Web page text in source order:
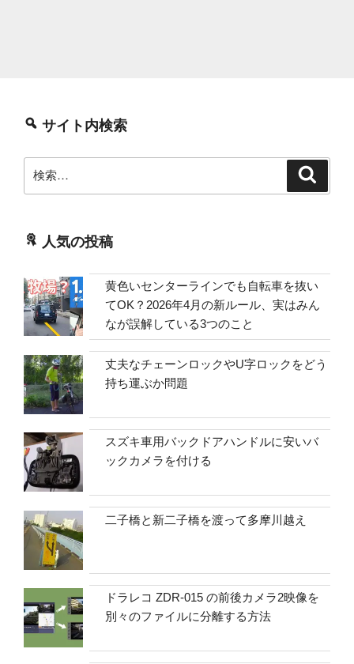
サイト内検索
索:
人気の投稿
黄色いセンターラインでも自転車を抜い
てOK？2026年4月の新ルール、実はみん
なが誤解している3つのこと
丈夫なチェーンロックやU字ロックをどう
持ち運ぶか問題
スズキ車用バックドアハンドルに安いバ
ックカメラを付ける
二子橋と新二子橋を渡って多摩川越え
ドラレコ ZDR-015 の前後カメラ2映像を
別々のファイルに分離する方法